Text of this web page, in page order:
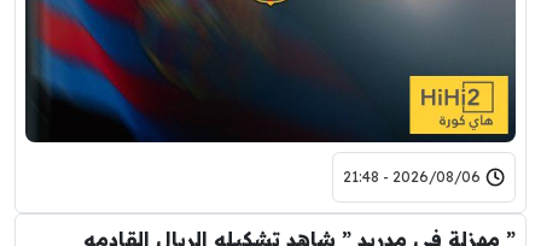
2026/08/06 - 21:48
” مهزلة في مدريد ” شاهد تشكيله الريال القادمه